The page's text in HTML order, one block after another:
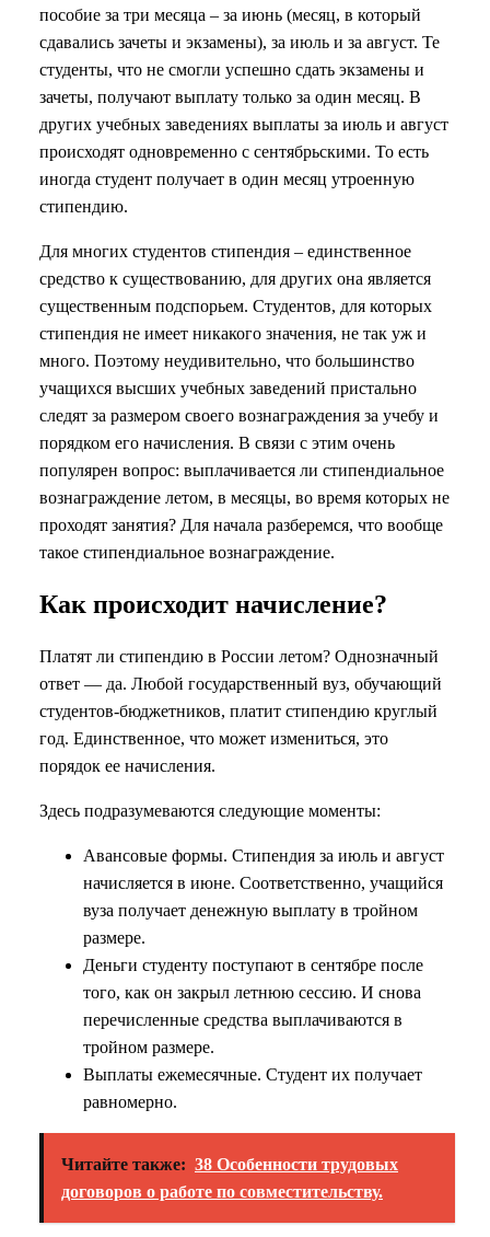
пособие за три месяца – за июнь (месяц, в который
сдавались зачеты и экзамены), за июль и за август. Те
студенты, что не смогли успешно сдать экзамены и
зачеты, получают выплату только за один месяц. В
других учебных заведениях выплаты за июль и август
происходят одновременно с сентябрьскими. То есть
иногда студент получает в один месяц утроенную
стипендию.
Для многих студентов стипендия – единственное
средство к существованию, для других она является
существенным подспорьем. Студентов, для которых
стипендия не имеет никакого значения, не так уж и
много. Поэтому неудивительно, что большинство
учащихся высших учебных заведений пристально
следят за размером своего вознаграждения за учебу и
порядком его начисления. В связи с этим очень
популярен вопрос: выплачивается ли стипендиальное
вознаграждение летом, в месяцы, во время которых не
проходят занятия? Для начала разберемся, что вообще
такое стипендиальное вознаграждение.
Как происходит начисление?
Платят ли стипендию в России летом? Однозначный
ответ — да. Любой государственный вуз, обучающий
студентов-бюджетников, платит стипендию круглый
год. Единственное, что может измениться, это
порядок ее начисления.
Здесь подразумеваются следующие моменты:
Авансовые формы. Стипендия за июль и август
начисляется в июне. Соответственно, учащийся
вуза получает денежную выплату в тройном
размере.
Деньги студенту поступают в сентябре после
того, как он закрыл летнюю сессию. И снова
перечисленные средства выплачиваются в
тройном размере.
Выплаты ежемесячные. Студент их получает
равномерно.
Читайте также: 38 Особенности трудовых
договоров о работе по совместительству.